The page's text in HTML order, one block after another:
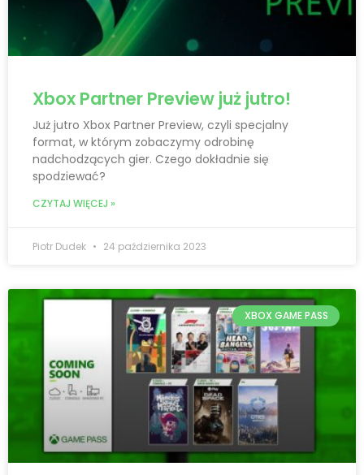
Xbox Partner Preview już jutro!
Już jutro Xbox Partner Preview, czyli specjalny
format, w którym zobaczymy odrobinę
nadchodzących gier. Czego dokładnie się
spodziewać?
CZYTAJ WIĘCEJ »
Piotr Dudek 24 października 2023
XBOX GAME PASS